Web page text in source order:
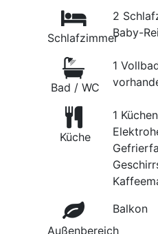
Schlafzimmer
2
Baby-
Bad / WC
1
Küche
1
Außenbereich
Balkon